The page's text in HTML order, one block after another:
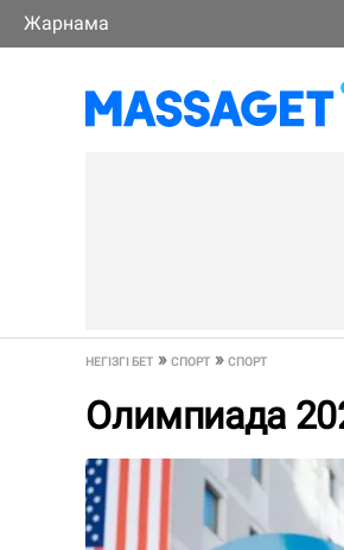
Жарнама
НЕГІЗГІ БЕТ СПОРТ СПОРТ
Олимпиада